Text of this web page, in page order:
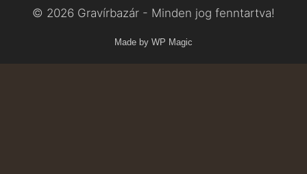
© 2026 Gravírbazár - Minden jog fenntartva!
Made by WP Magic